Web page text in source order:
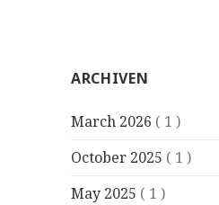
ARCHIVEN
March 2026 ( 1 )
October 2025 ( 1 )
May 2025 ( 1 )